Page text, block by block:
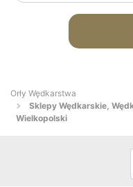
Orły Wędkarstwa
Sklepy Wędkarskie,
Wielkopolski